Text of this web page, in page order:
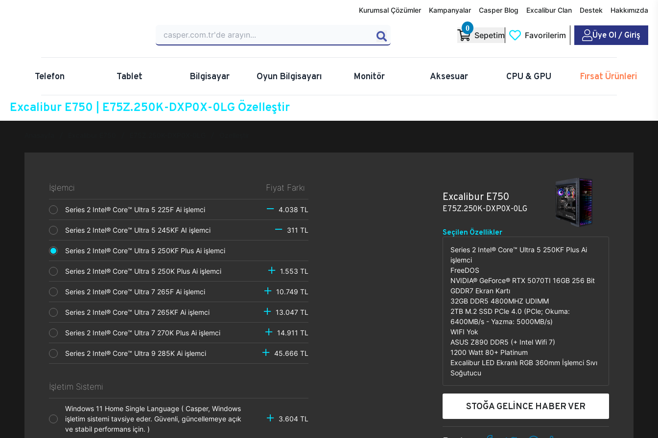
Kurumsal Çözümler Kampanyalar Casper Blog Excalibur Clan Destek Hakkımızda
0
Sepetim Favorilerim Üye Ol / Giriş
Telefon Tablet Bilgisayar Oyun Bilgisayarı Monitör Aksesuar CPU & GPU Fırsat Ürünleri
Excalibur E750 | E75Z.250K-DXP0X-0LG Özelleştir
İşlemci Fiyat Farkı
Series 2 Intel® Core™ Ultra 5 225F Ai işlemci 4.038 TL
Series 2 Intel® Core™ Ultra 5 245KF AI işlemci 311 TL
Series 2 Intel® Core™ Ultra 5 250KF Plus Ai işlemci
Series 2 Intel® Core™ Ultra 5 250K Plus Ai işlemci 1.553 TL
Series 2 Intel® Core™ Ultra 7 265F Ai işlemci 10.749 TL
Series 2 Intel® Core™ Ultra 7 265KF Ai işlemci 13.047 TL
Series 2 Intel® Core™ Ultra 7 270K Plus Ai işlemci 14.911 TL
Series 2 Intel® Core™ Ultra 9 285K Ai işlemci 45.666 TL
İşletim Sistemi
Windows 11 Home Single Language ( Casper, Windows
işletim sistemi tavsiye eder. Güvenli, güncellemeye açık
ve stabil performans için. )
3.604 TL
Excalibur E750
E75Z.250K-DXP0X-0LG
Seçilen Özellikler
Series 2 Intel® Core™ Ultra 5 250KF Plus Ai
işlemci
FreeDOS
NVIDIA® GeForce® RTX 5070TI 16GB 256 Bit
GDDR7 Ekran Kartı
32GB DDR5 4800MHZ UDIMM
2TB M.2 SSD PCle 4.0 (PCle; Okuma:
6400MB/s - Yazma: 5000MB/s)
WIFI Yok
ASUS Z890 DDR5 (+ Intel Wifi 7)
1200 Watt 80+ Platinum
Excalibur LED Ekranlı RGB 360mm İşlemci Sıvı
Soğutucu
STOĞA GELİNCE HABER VER